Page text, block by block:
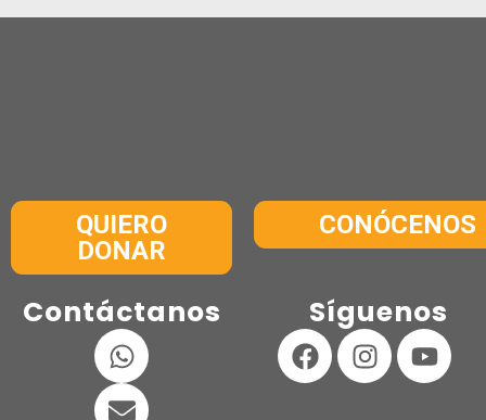
QUIERO
DONAR
CONÓCENOS
Contáctanos Síguenos